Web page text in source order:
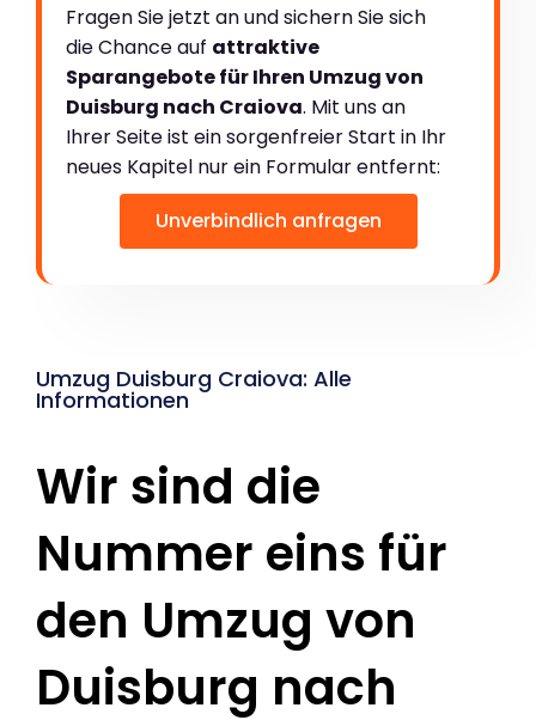
Fragen Sie jetzt an und sichern Sie sich
die Chance auf attraktive
Sparangebote für Ihren Umzug von
Duisburg nach Craiova. Mit uns an
Ihrer Seite ist ein sorgenfreier Start in Ihr
neues Kapitel nur ein Formular entfernt:
Unverbindlich anfragen
Umzug Duisburg Craiova: Alle
Informationen
Wir sind die
Nummer eins für
den Umzug von
Duisburg nach